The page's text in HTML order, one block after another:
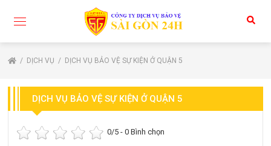
DỊCH VỤ DỊCH VỤ BẢO VỆ SỰ KIỆN Ở QUẬN 5
DỊCH VỤ BẢO VỆ SỰ KIỆN Ở QUẬN 5
0/5 -0 Bình chọn